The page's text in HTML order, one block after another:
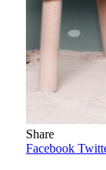
Share
Facebook